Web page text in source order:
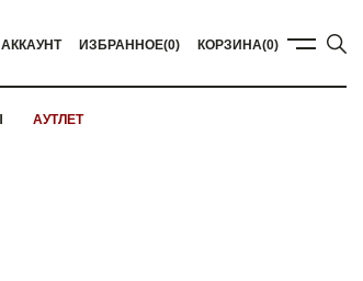
АККАУНТ ИЗБРАННОЕ(0) КОРЗИНА(0)
АУТЛЕТ